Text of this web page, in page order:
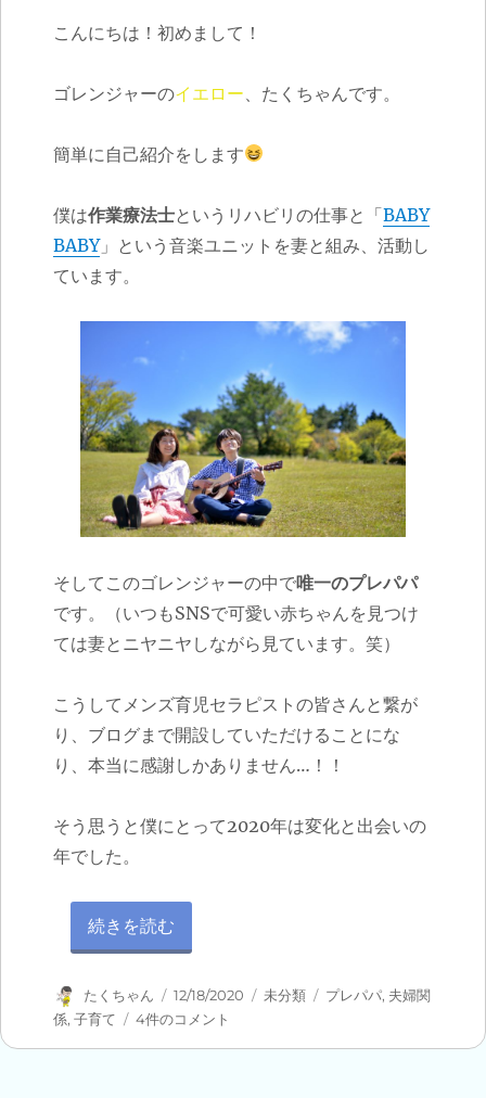
こんにちは！初めまして！
ゴレンジャーのイエロー 、たくちゃんです。
簡単に自己紹介をします
僕は作業療法士というリハビリの仕事と「BABY
BABY」という音楽ユニットを妻と組み、活動し
ています。
そしてこのゴレンジャーの中で唯一のプレパパ
です。
（いつもSNSで可愛い赤ちゃんを見つけ
ては妻とニヤニヤしながら見ています。笑）
こうしてメンズ育児セラピストの皆さんと繋が
り、ブログまで開設していただけることにな
り、本当に感謝しかありません… ！！
そう思うと僕にとって2020年は変化と出会いの
年でした。
“家族で支え合う、幸せのかたち。” の
続きを読む
投
稿
たくちゃん
投
稿
12/18/2020
カ
未分類
タ
プレパパ, 夫婦関
係, 子育て
家
4件のコメント